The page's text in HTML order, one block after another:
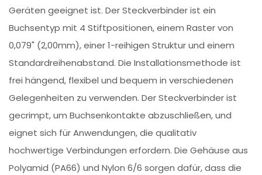
Geräten geeignet ist. Der Steckverbinder ist ein
Buchsentyp mit 4 Stiftpositionen, einem Raster von
0,079" (2,00mm), einer 1-reihigen Struktur und einem
Standardreihenabstand. Die Installationsmethode ist
frei hängend, flexibel und bequem in verschiedenen
Gelegenheiten zu verwenden. Der Steckverbinder ist
gecrimpt, um Buchsenkontakte abzuschließen, und
eignet sich für Anwendungen, die qualitativ
hochwertige Verbindungen erfordern. Die Gehäuse aus
Polyamid (PA66) und Nylon 6/6 sorgen dafür, dass die